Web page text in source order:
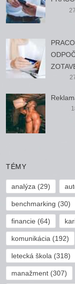
TÉMY
analýza (29)
benchmarking (30)
financie (64)
komunikácia (192)
letecká škola (318)
manažment (307)